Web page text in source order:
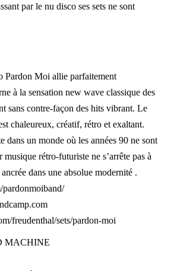
par le nu disco ses sets ne sont
Pardon Moi allie parfaitement
à la sensation new wave classique des
sans contre-façon des hits vibrant. Le
chaleureux, créatif, rétro et exaltant.
dans un monde où les années 90 ne sont
rétro-futuriste ne s’arrête pas à
dans une absolue modernité .
pardonmoiband/
freudenthal/sets/pardon-moi
MACHINE